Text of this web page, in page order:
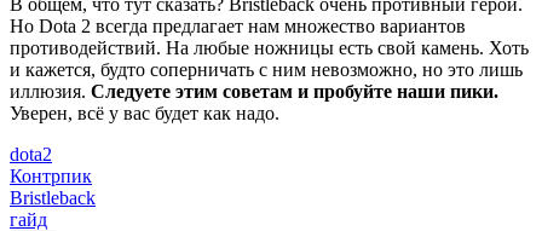
Но Dota 2 всегда предлагает нам множество вариантов
противодействий. На любые ножницы есть свой камень. Хоть
и кажется, будто соперничать с ним невозможно, но это лишь
иллюзия. Следуете этим советам и пробуйте наши пики.
Уверен, всё у вас будет как надо.
dota2
Контрпик
Bristleback
гайд